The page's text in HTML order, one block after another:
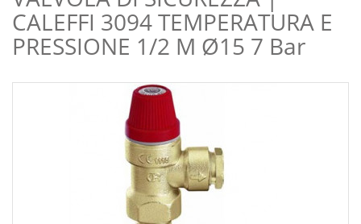
CALEFFI 3094 TEMPERATURA E
PRESSIONE 1/2 M Ø15 7 Bar